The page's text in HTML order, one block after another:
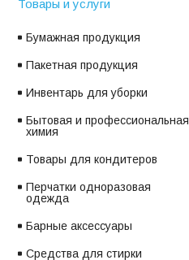
Товары и услуги
Бумажная продукция
Пакетная продукция
Инвентарь для уборки
Бытовая и профессиональная
химия
Товары для кондитеров
Перчатки одноразовая
одежда
Барные аксессуары
Средства для стирки